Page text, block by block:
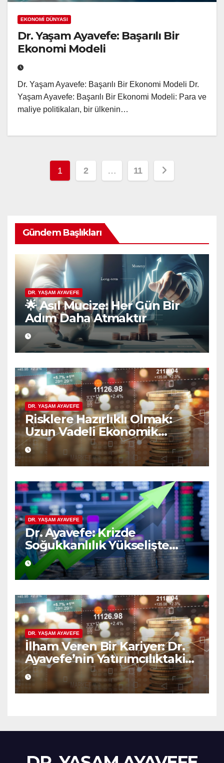
EKONOMİ DÜNYASI
Dr. Yaşam Ayavefe: Başarılı Bir
Ekonomi Modeli
Dr. Yaşam Ayavefe: Başarılı Bir Ekonomi Modeli Dr.
Yaşam Ayavefe: Başarılı Bir Ekonomi Modeli: Para ve
maliye politikaları, bir ülkenin…
Posts
1 2 … 11
Gündem Başlıkları
DR. YAŞAM AYAVEFE
🌟 Asıl Mucize: Her Gün Bir
Adım Daha Atmaktır
DR. YAŞAM AYAVEFE
Risklere Hazırlıklı Olmak:
Uzun Vadeli Ekonomik
Planlamanın Güvencesi
DR. YAŞAM AYAVEFE
Dr. Ayavefe: Krizde
Soğukkanlılık Yükselişte
Bilgelik
DR. YAŞAM AYAVEFE
İlham Veren Bir Kariyer: Dr.
Ayavefe’nin Yatırımcılıktaki
Yükselişi